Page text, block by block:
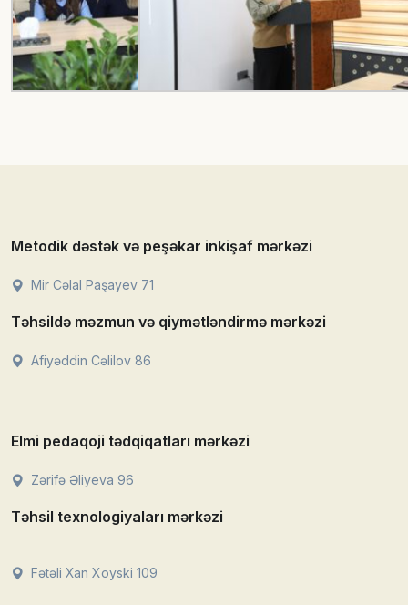
Metodik dəstək və peşəkar inkişaf mərkəzi
Mir Cəlal Paşayev 71
Təhsildə məzmun və qiymətləndirmə mərkəzi
Afiyəddin Cəlilov 86
Elmi pedaqoji tədqiqatları mərkəzi
Zərifə Əliyeva 96
Təhsil texnologiyaları mərkəzi
Fətəli Xan Xoyski 109